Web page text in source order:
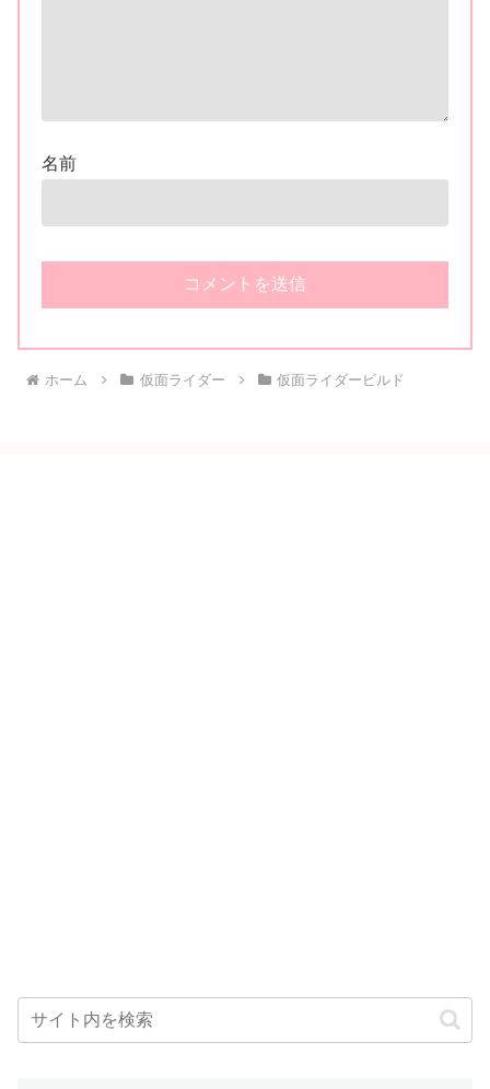
名前
ホーム 仮面ライダー 仮面ライダービルド